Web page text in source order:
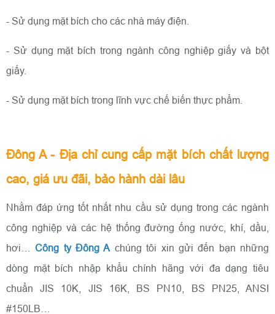
- Sử dụng mặt bích cho các nhà máy điện.
- Sử dụng mặt bích trong ngành công nghiệp giấy và bột
giấy.
- Sử dụng mặt bích trong lĩnh vực chế biến thực phẩm.
Đông A - Địa chỉ cung cấp mặt bích chất lượng
cao, giá ưu đãi, bảo hành dài lâu
Nhằm đáp ứng tốt nhất nhu cầu sử dụng trong các ngành
công nghiệp và các hệ thống đường ống nước, khí, dầu,
hơi…Công ty Đông A chúng tôi xin gửi đến bạn những
dòng mặt bích nhập khẩu chính hãng với đa dạng tiêu
chuẩn JIS 10K, JIS 16K, BS PN10, BS PN25, ANSI
#150LB…